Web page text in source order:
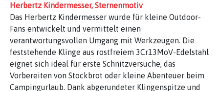
Herbertz Kindermesser, Sternenmotiv
Das Herbertz Kindermesser wurde für kleine Outdoor-
Fans entwickelt und vermittelt einen
verantwortungsvollen Umgang mit Werkzeugen. Die
feststehende Klinge aus rostfreiem 3Cr13MoV-Edelstahl
eignet sich ideal für erste Schnitzversuche, das
Vorbereiten von Stockbrot oder kleine Abenteuer beim
Campingurlaub. Dank abgerundeter Klingenspitze und